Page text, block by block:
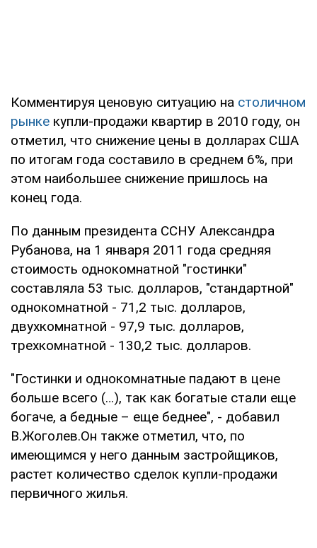
Комментируя ценовую ситуацию на столичном
рынке купли-продажи квартир в 2010 году, он
отметил, что снижение цены в долларах США
по итогам года составило в среднем 6%, при
этом наибольшее снижение пришлось на
конец года.
По данным президента ССНУ Александра
Рубанова, на 1 января 2011 года средняя
стоимость однокомнатной "гостинки"
составляла 53 тыс. долларов, "стандартной"
однокомнатной - 71,2 тыс. долларов,
двухкомнатной - 97,9 тыс. долларов,
трехкомнатной - 130,2 тыс. долларов.
"Гостинки и однокомнатные падают в цене
больше всего (…), так как богатые стали еще
богаче, а бедные – еще беднее", - добавил
В.Жоголев.Он также отметил, что, по
имеющимся у него данным застройщиков,
растет количество сделок купли-продажи
первичного жилья.